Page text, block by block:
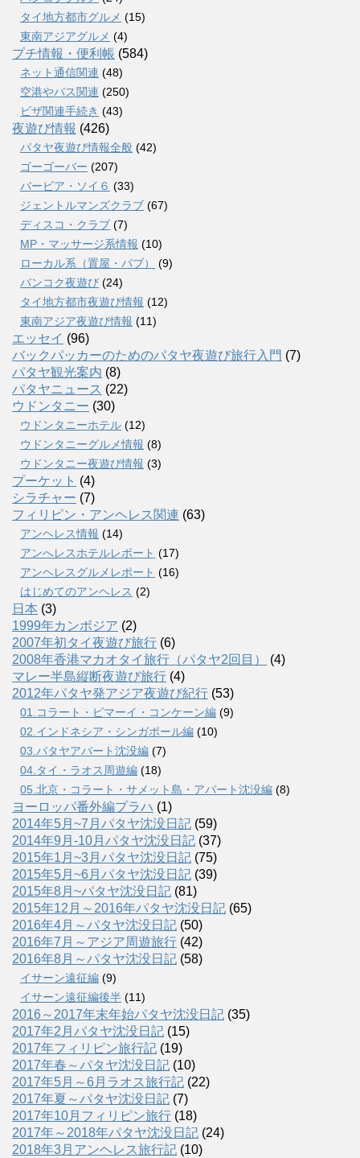
タイ地方都市グルメ (15)
東南アジアグルメ (4)
プチ情報・便利帳 (584)
ネット通信関連 (48)
空港やバス関連 (250)
ビザ関連手続き (43)
夜遊び情報 (426)
パタヤ夜遊び情報全般 (42)
ゴーゴーバー (207)
バービア・ソイ６ (33)
ジェントルマンズクラブ (67)
ディスコ・クラブ (7)
MP・マッサージ系情報 (10)
ローカル系（置屋・パブ）
(9)
バンコク夜遊び (24)
タイ地方都市夜遊び情報 (12)
東南アジア夜遊び情報 (11)
エッセイ (96)
バックパッカーのためのパタヤ夜遊び旅行入門 (7)
パタヤ観光案内 (8)
パタヤニュース (22)
ウドンタニー (30)
ウドンタニーホテル (12)
ウドンタニーグルメ情報 (8)
ウドンタニー夜遊び情報 (3)
プーケット (4)
シラチャー (7)
フィリピン・アンヘレス関連 (63)
アンヘレス情報 (14)
アンへレスホテルレポート (17)
アンヘレスグルメレポート (16)
はじめてのアンヘレス (2)
日本 (3)
1999年カンボジア (2)
2007年初タイ夜遊び旅行 (6)
2008年香港マカオタイ旅行（パタヤ2回目）
(4)
マレー半島縦断夜遊び旅行 (4)
2012年パタヤ発アジア夜遊び紀行 (53)
01.コラート・ピマーイ・コンケーン編 (9)
02.インドネシア・シンガポール編 (10)
03.パタヤアパート沈没編 (7)
04.タイ・ラオス周遊編 (18)
05.北京・コラート・サメット島・アパート沈没編 (8)
ヨーロッパ番外編プラハ (1)
2014年5月~7月パタヤ沈没日記 (59)
2014年9月-10月パタヤ沈没日記 (37)
2015年1月~3月パタヤ沈没日記 (75)
2015年5月~6月パタヤ沈没日記 (39)
2015年8月~パタヤ沈没日記 (81)
2015年12月～2016年パタヤ沈没日記 (65)
2016年4月～パタヤ沈没日記 (50)
2016年7月～アジア周遊旅行 (42)
2016年8月～パタヤ沈没日記 (58)
イサーン遠征編 (9)
イサーン遠征編後半 (11)
2016～2017年末年始パタヤ沈没日記 (35)
2017年2月パタヤ沈没日記 (15)
2017年フィリピン旅行記 (19)
2017年春～パタヤ沈没日記 (10)
2017年5月～6月ラオス旅行記 (22)
2017年夏～パタヤ沈没日記 (7)
2017年10月フィリピン旅行 (18)
2017年～2018年パタヤ沈没日記 (24)
2018年3月アンヘレス旅行記 (10)